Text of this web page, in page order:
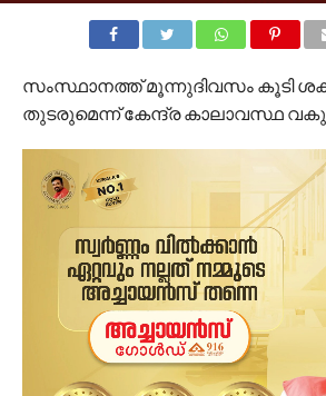
സംസ്ഥാനത്ത് മൂന്നുദിവസം കൂടി
തുടരുമെന്ന് കേന്ദ്ര കാലാവസ്ഥ